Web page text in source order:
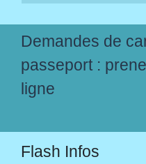
Demandes de
passeport :
ligne
Flash Infos